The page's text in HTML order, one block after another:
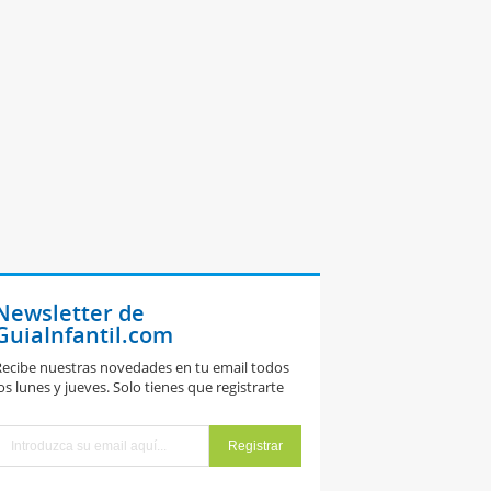
de
nuestras novedades en tu email todos
lunes y jueves. Solo tienes que registrarte